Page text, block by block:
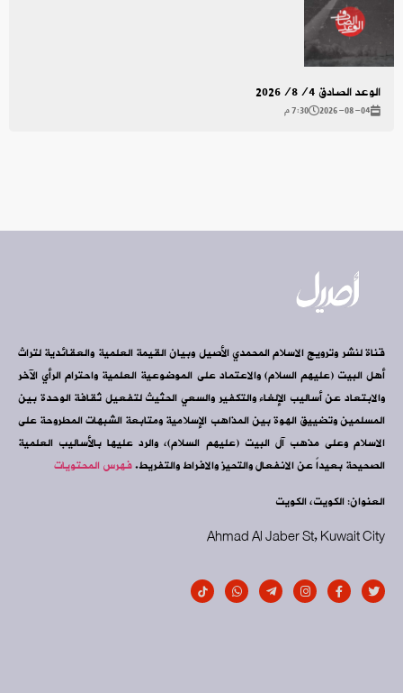
الوعد الصادق 2026/8/4
2026-08-04 7:30 م
قناة لنشر وترويج الاسلام المحمدي الأصيل وبيان القيمة العلمية والعقائدية لتراث
أهل البيت (عليهم السلام) والاعتماد على الموضوعية العلمية واحترام الرأي الآخر
والابتعاد عن أساليب الإلغاء والتكفير والسعي الحثيث لتفعيل ثقافة الوحدة بين
المسلمين وتضييق الهوة بين المذاهب الإسلامية ومتابعة الشبهات المطروحة على
الاسلام وعلى مذهب آل البيت (عليهم السلام)، والرد عليها بالأساليب العلمية
الصحيحة بعيداً عن الانفعال والتحيز والافراط والتفريط.فهرس المحتويات
العنوان: الكويت، الكويت
Ahmad Al Jaber St, Kuwait City